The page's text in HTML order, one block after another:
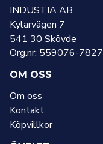
INDUSTIA AB
Kylarvägen 7
541 30 Skövde
Org.nr: 559076-7827
OM OSS
Om oss
Kontakt
Köpvillkor